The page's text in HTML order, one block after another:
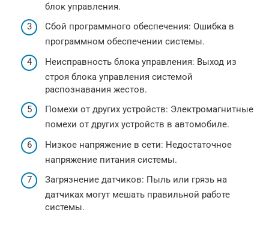
блок управления.
Сбой программного обеспечения: Ошибка в
программном обеспечении системы.
Неисправность блока управления: Выход из
строя блока управления системой
распознавания жестов.
Помехи от других устройств: Электромагнитные
помехи от других устройств в автомобиле.
Низкое напряжение в сети: Недостаточное
напряжение питания системы.
Загрязнение датчиков: Пыль или грязь на
датчиках могут мешать правильной работе
системы.